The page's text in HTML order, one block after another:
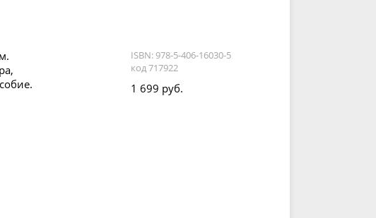
ISBN: 978-5-406-16030-5
код 717922
1 699 руб.